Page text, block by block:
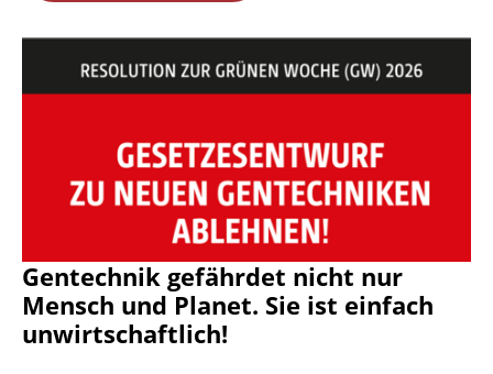
Gentechnik gefährdet nicht nur
Mensch und Planet. Sie ist einfach
unwirtschaftlich!